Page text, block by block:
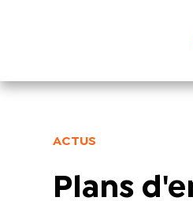
ACTUS
Plans